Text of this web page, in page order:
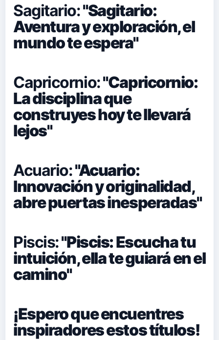
Sagitario:"Sagitario:
Aventura y exploración, el
mundo te espera"
Capricornio:"Capricornio:
La disciplina que
construyes hoy te llevará
lejos"
Acuario:"Acuario:
Innovación y originalidad,
abre puertas inesperadas"
Piscis:"Piscis: Escucha tu
intuición, ella te guiará en el
camino"
¡Espero que encuentres
inspiradores estos títulos!